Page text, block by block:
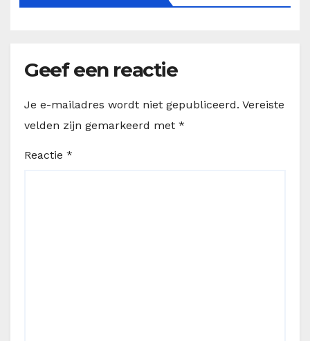
Geef een reactie
Je e-mailadres wordt niet gepubliceerd. Vereiste
velden zijn gemarkeerd met *
Reactie *